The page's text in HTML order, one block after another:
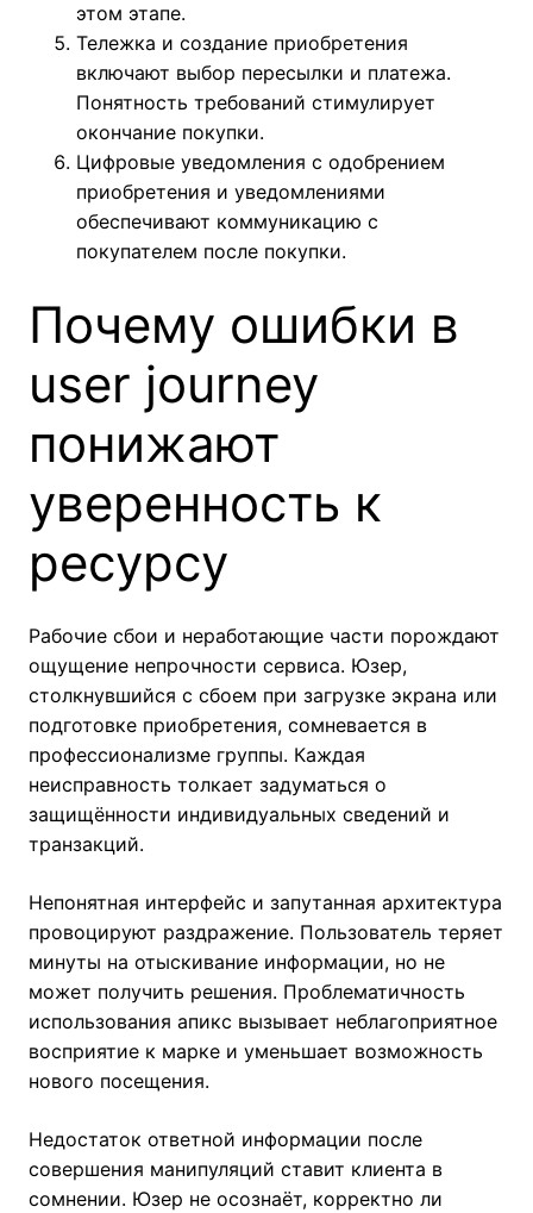
этом этапе.
Тележка и создание приобретения
включают выбор пересылки и платежа.
Понятность требований стимулирует
окончание покупки.
Цифровые уведомления с одобрением
приобретения и уведомлениями
обеспечивают коммуникацию с
покупателем после покупки.
Почему ошибки в
user journey
понижают
уверенность к
ресурсу
Рабочие сбои и неработающие части порождают
ощущение непрочности сервиса. Юзер,
столкнувшийся с сбоем при загрузке экрана или
подготовке приобретения, сомневается в
профессионализме группы. Каждая
неисправность толкает задуматься о
защищённости индивидуальных сведений и
транзакций.
Непонятная интерфейс и запутанная архитектура
провоцируют раздражение. Пользователь теряет
минуты на отыскивание информации, но не
может получить решения. Проблематичность
использования апикс вызывает неблагоприятное
восприятие к марке и уменьшает возможность
нового посещения.
Недостаток ответной информации после
совершения манипуляций ставит клиента в
сомнении. Юзер не осознаёт, корректно ли